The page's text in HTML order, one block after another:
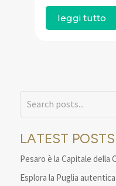
leggi tutto
LATEST POSTS
Pesaro è la Capitale della
Esplora la Puglia